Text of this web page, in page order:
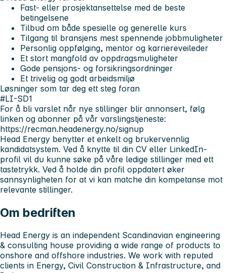
Fast- eller prosjektansettelse med de beste
betingelsene
Tilbud om både spesielle og generelle kurs
Tilgang til bransjens mest spennende jobbmuligheter
Personlig oppfølging, mentor og karriereveileder
Et stort mangfold av oppdragsmuligheter
Gode pensjons- og forsikringsordninger
Et trivelig og godt arbeidsmiljø
Løsninger som tar deg ett steg foran
#LI-SD1
For å bli varslet når nye stillinger blir annonsert, følg
linken og abonner på vår varslingstjeneste:
https://recman.headenergy.no/signup
Head Energy benytter et enkelt og brukervennlig
kandidatsystem. Ved å knytte til din CV eller LinkedIn-
profil vil du kunne søke på våre ledige stillinger med ett
tastetrykk. Ved å holde din profil oppdatert øker
sannsynligheten for at vi kan matche din kompetanse mot
relevante stillinger.
Om bedriften
Head Energy is an independent Scandinavian engineering
& consulting house providing a wide range of products to
onshore and offshore industries. We work with reputed
clients in Energy, Civil Construction & Infrastructure, and